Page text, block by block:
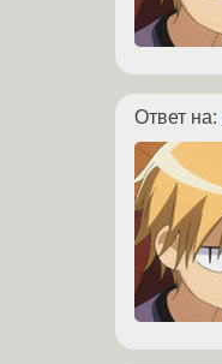
Ответ на: